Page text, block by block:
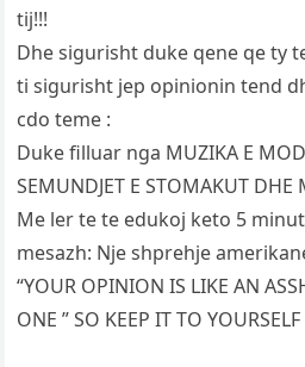
tij!!!
Dhe sigurisht duke qene qe ty
ti sigurisht jep opinionin tend
cdo teme :
Duke filluar nga MUZIKA E
SEMUNDJET E STOMAKUT DHE
Me ler te te edukoj keto 5
mesazh: Nje shprehje
“YOUR OPINION IS LIKE AN
ONE ” SO KEEP IT TO YOURSELF